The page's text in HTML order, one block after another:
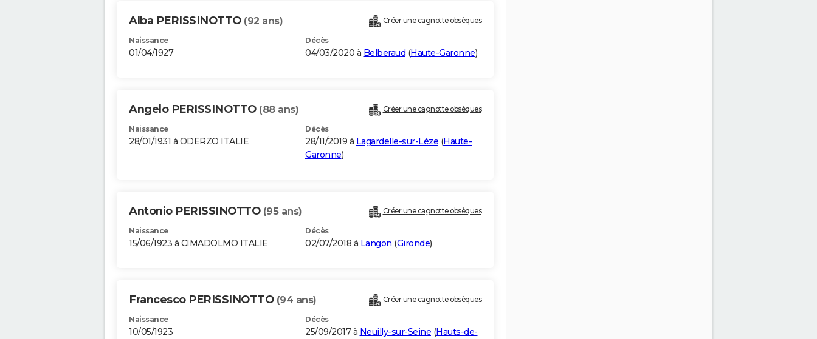
Alba PERISSINOTTO (92 ans) Créer une cagnotte obsèques
Naissance
01/04/1927
Décès
04/03/2020 à Belberaud (Haute-Garonne)
Angelo PERISSINOTTO (88 ans) Créer une cagnotte obsèques
Naissance
28/01/1931 à ODERZO ITALIE
Décès
28/11/2019 à Lagardelle-sur-Lèze (Haute-
Garonne)
Antonio PERISSINOTTO (95 ans) Créer une cagnotte obsèques
Naissance
15/06/1923 à CIMADOLMO ITALIE
Décès
02/07/2018 à Langon (Gironde)
Francesco PERISSINOTTO (94 ans) Créer une cagnotte obsèques
Naissance
10/05/1923
Décès
25/09/2017 à Neuilly-sur-Seine (Hauts-de-